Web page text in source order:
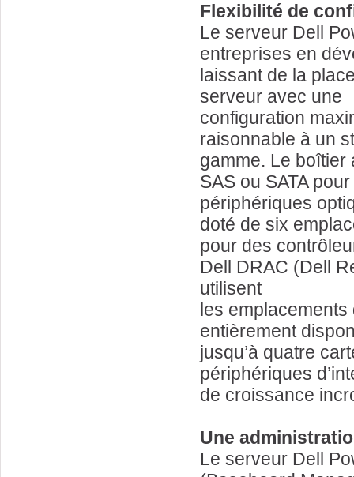
Flexibilité de
Le serveur Dell
entreprises en
laissant de la
serveur avec une
configuration
raisonnable à un
gamme. Le boîtier
SAS ou SATA
périphériques
doté de six
pour des
Dell DRAC (Dell
utilisent
les emplacements
entièrement
jusqu’à quatre
périphériques
de croissance
Une
Le serveur Dell